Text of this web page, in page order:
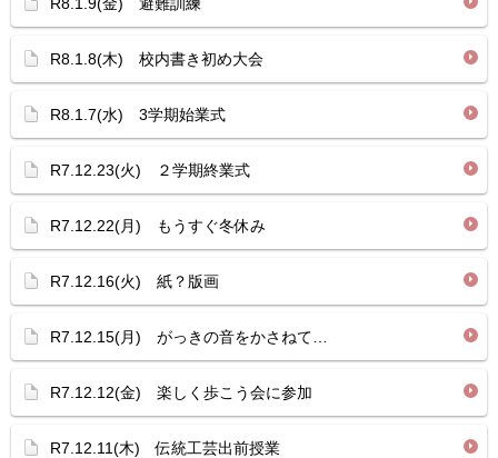
R8.1.8(木) 校内書き初め大会
R8.1.7(水) 3学期始業式
R7.12.23(火) ２学期終業式
R7.12.22(月) もうすぐ冬休み
R7.12.16(火) 紙？版画
R7.12.15(月) がっきの音をかさねて…
R7.12.12(金) 楽しく歩こう会に参加
R7.12.11(木) 伝統工芸出前授業